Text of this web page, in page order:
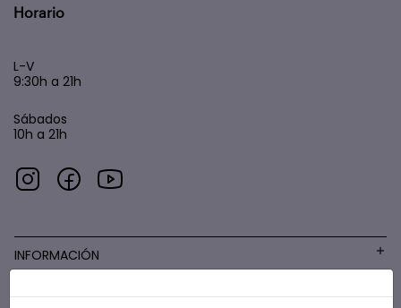
Horario
L-V
9:30h a 21h
Sábados
10h a 21h
INFORMACIÓN